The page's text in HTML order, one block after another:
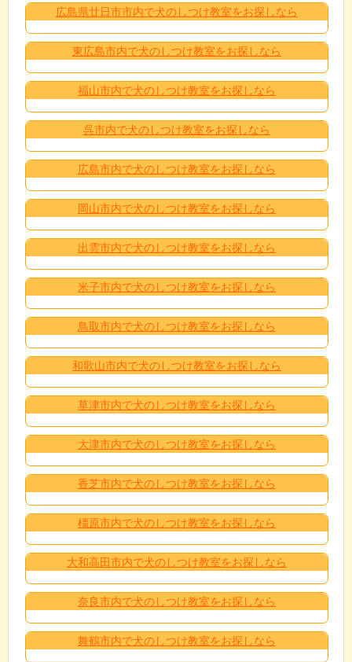
広島県廿日市市内で犬のしつけ教室をお探しなら
東広島市内で犬のしつけ教室をお探しなら
福山市内で犬のしつけ教室をお探しなら
呉市内で犬のしつけ教室をお探しなら
広島市内で犬のしつけ教室をお探しなら
岡山市内で犬のしつけ教室をお探しなら
出雲市内で犬のしつけ教室をお探しなら
米子市内で犬のしつけ教室をお探しなら
鳥取市内で犬のしつけ教室をお探しなら
和歌山市内で犬のしつけ教室をお探しなら
草津市内で犬のしつけ教室をお探しなら
大津市内で犬のしつけ教室をお探しなら
香芝市内で犬のしつけ教室をお探しなら
橿原市内で犬のしつけ教室をお探しなら
大和高田市内で犬のしつけ教室をお探しなら
奈良市内で犬のしつけ教室をお探しなら
舞鶴市内で犬のしつけ教室をお探しなら